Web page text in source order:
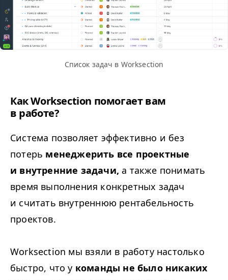
Список задач в Worksection
Как Worksection помогает вам
в работе?
Система позволяет эффективно и без
потерь менеджерить все проектные
и внутренние задачи, а также понимать
время выполнения конкретных задач
и считать внутреннюю рентабельность
проектов.
Worksection мы взяли в работу настолько
быстро, что у команды не было никаких